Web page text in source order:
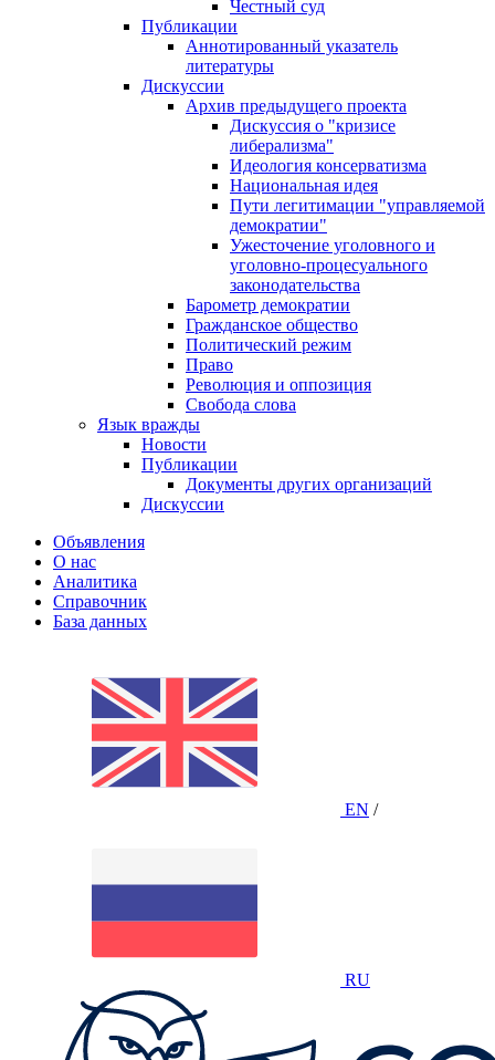
Честный суд
Публикации
Аннотированный указатель
литературы
Дискуссии
Архив предыдущего проекта
Дискуссия о "кризисе
либерализма"
Идеология консерватизма
Национальная идея
Пути легитимации "управляемой
демократии"
Ужесточение уголовного и
уголовно-процесуального
законодательства
Барометр демократии
Гражданское общество
Политический режим
Право
Революция и оппозиция
Свобода слова
Язык вражды
Новости
Публикации
Документы других организаций
Дискуссии
Объявления
О нас
Аналитика
Справочник
База данных
EN /
RU